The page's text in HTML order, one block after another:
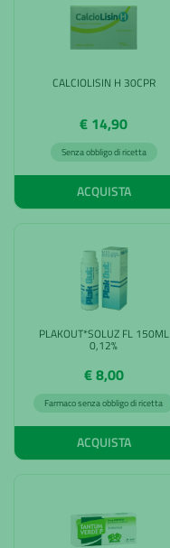
CALCIOLISIN H 30CPR
€ 14,90
Senza obbligo di ricetta
ACQUISTA
PLAKOUT*SOLUZ FL 150ML
0,12%
€ 8,00
Farmaco senza obbligo di ricetta
ACQUISTA